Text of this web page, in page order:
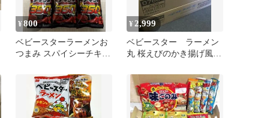
¥800
ベビースターラーメンお
つまみ スパイシーチキン
¥ 2,999
ベビースター ラーメン
丸 桜えびのかき揚げ風味